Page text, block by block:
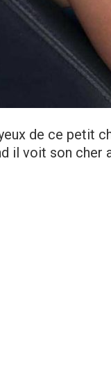
de ce petit
il voit son cher